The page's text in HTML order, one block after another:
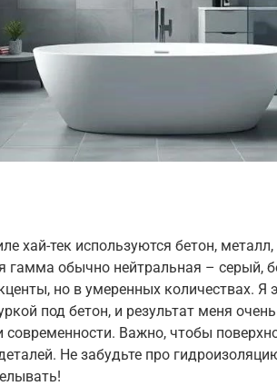
хай-тек используются бетон,
гамма обычно нейтральная – серый,
но в умеренных количествах. Я
под бетон, и результат меня
Важно, чтобы
Не забудьте про